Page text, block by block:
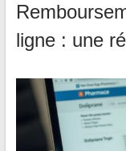
ligne : une